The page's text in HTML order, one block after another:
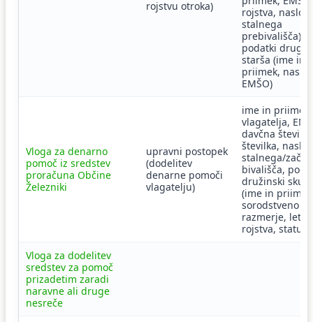
rojstvu otroka)
rojstva, naslov
stalnega
prebivališča),
podatki
starša (ime in
priimek,
EMŠO)
Vloga za denarno
pomoč iz sredstev
proračuna Občine
Železniki
upravni postopek
(dodelitev
denarne pomoči
vlagatelju)
ime in priimek
vlagatelja,
davčna
številka, naslov
stalnega/
bivališča,
družinski
(ime in
sorodstveno
razmerje, leto
rojstva, status)
Vloga za dodelitev
sredstev za pomoč
prizadetim zaradi
naravne ali druge
nesreče